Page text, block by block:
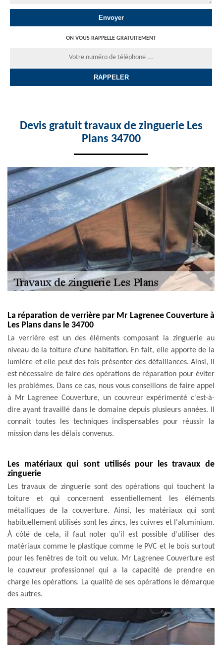
ON VOUS RAPPELLE GRATUITEMENT
Devis gratuit travaux de zinguerie Les
Plans 34700
La réparation de verrière par Mr Lagrenee Couverture à
Les Plans dans le 34700
La verrière est un des éléments composant la zinguerie au
niveau de la toiture d'une habitation. En fait, elle apporte de la
lumière et elle peut des fois présenter des défaillances. Ainsi, il
est nécessaire de faire des opérations de réparation pour éviter
les problèmes. Dans ce cas, nous vous conseillons de faire appel
à Mr Lagrenee Couverture, un couvreur expérimenté c'est-à-
dire ayant travaillé dans le domaine depuis plusieurs années. Il
connait toutes les techniques indispensables pour réussir la
mission dans les délais convenus.
Les matériaux qui sont utilisés pour les travaux de
zinguerie
Les travaux de zinguerie sont des opérations qui touchent la
toiture et qui concernent essentiellement les éléments
métalliques de la couverture. Ainsi, les matériaux qui sont
habituellement utilisés sont les zincs, les cuivres et l'aluminium.
À côté de cela, il faut noter qu'il est possible d'utiliser des
matériaux comme le plastique comme le PVC et le bois surtout
pour les fenêtres de toit ou velux. Mr Lagrenee Couverture est
le couvreur professionnel qui a la capacité de prendre en
charge les opérations. La qualité de ses opérations le démarque
des autres.